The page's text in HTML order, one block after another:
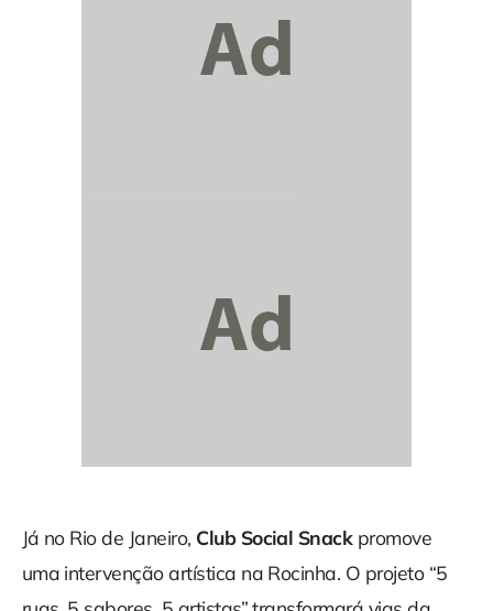
Já no Rio de Janeiro, Club Social Snackpromove
uma intervenção artística na Rocinha. O projeto “5